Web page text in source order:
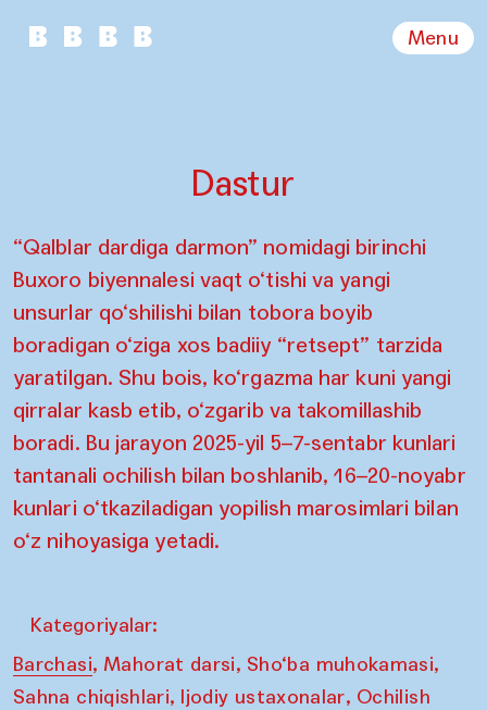
Menu
Dastur
“Qalblar dardiga darmon” nomidagi birinchi
Buxoro biyennalesi vaqt o‘tishi va yangi
unsurlar qo‘shilishi bilan tobora boyib
boradigan o‘ziga xos badiiy “retsept” tarzida
yaratilgan. Shu bois, ko‘rgazma har kuni yangi
qirralar kasb etib, o‘zgarib va takomillashib
boradi. Bu jarayon 2025-yil 5–7-sentabr kunlari
tantanali ochilish bilan boshlanib, 16–20-noyabr
kunlari o‘tkaziladigan yopilish marosimlari bilan
o‘z nihoyasiga yetadi.
Kategoriyalar:
Barchasi, Mahorat darsi, Sho‘ba muhokamasi,
Sahna chiqishlari, Ijodiy ustaxonalar, Ochilish